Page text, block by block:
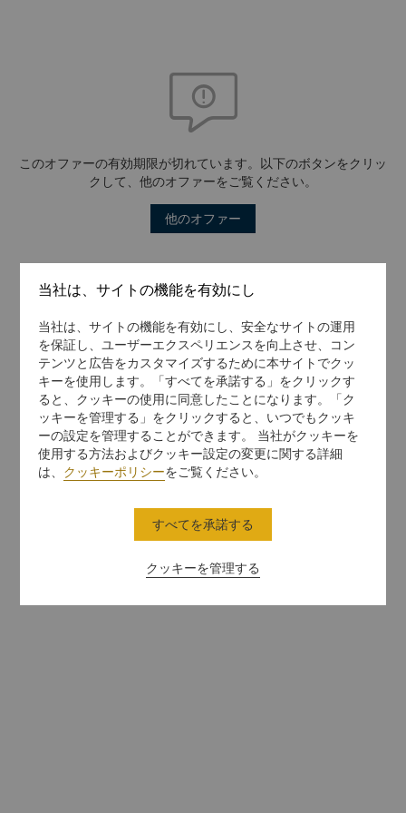
このオファーの有効期限が切れています。以下のボタンをクリッ
クして、他のオファーをご覧ください。
他のオファー
当社は、サイトの機能を有効にし
当社は、サイトの機能を有効にし、安全なサイトの運用
を保証し、ユーザーエクスペリエンスを向上させ、コン
テンツと広告をカスタマイズするために本サイトでクッ
キーを使用します。「すべてを承諾する」をクリックす
ると、クッキーの使用に同意したことになります。「ク
ッキーを管理する」をクリックすると、いつでもクッキ
ーの設定を管理することができます。 当社がクッキーを
使用する方法およびクッキー設定の変更に関する詳細
は、 クッキーポリシーをご覧ください。
クッキーを管理する
すべてを承諾する